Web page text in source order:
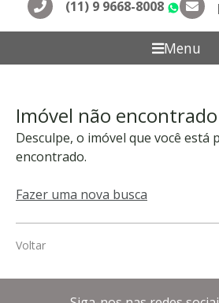
(11) 9 9668-8008
Menu
Imóvel não encontrado
Desculpe, o imóvel que você está
encontrado.
Fazer uma nova busca
Voltar